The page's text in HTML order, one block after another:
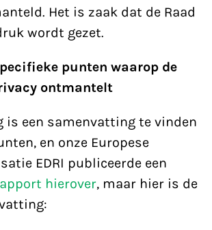
Het is zaak dat de Raad
wordt gezet.
punten waarop de
ontmantelt
is een samenvatting te vinden
en onze Europese
EDRI publiceerde een
hierover, maar hier is de